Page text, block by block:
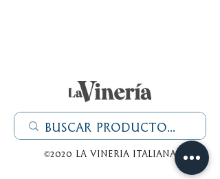
©2020 La Vineria italiana